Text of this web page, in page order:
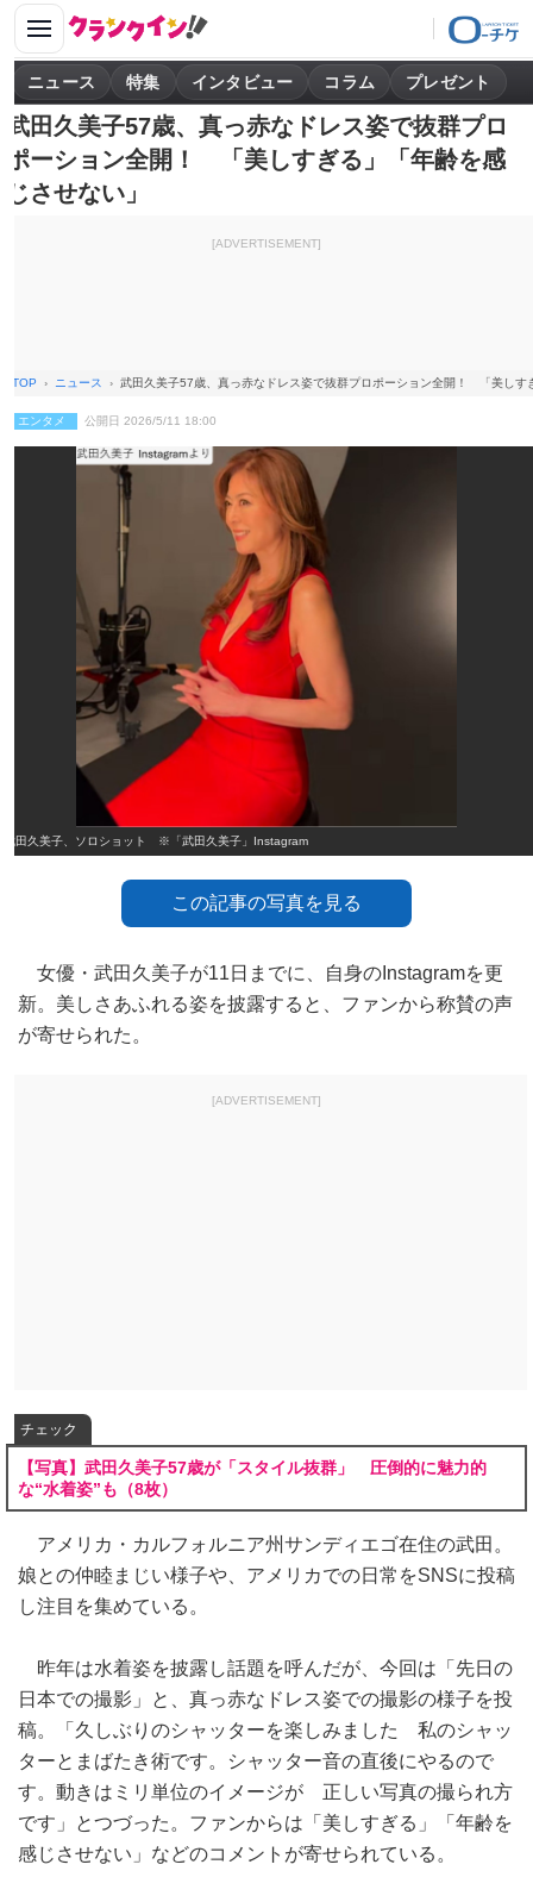
ニュース 特集 インタビュー コラム プレゼント
武田久美子57歳、真っ赤なドレス姿で抜群プロ
ポーション全開！ 「美しすぎる」「年齢を感
じさせない」
[ADVERTISEMENT]
TOP ニュース 武田久美子57歳、真っ赤なドレス姿で抜群プロポーション全開！ 「美しす
エンタメ 公開日 2026/5/11 18:00
武田久美子、ソロショット ※「武田久美子」Instagram
この記事の写真を見る
女優・武田久美子が11日までに、自身のInstagramを更
新。美しさあふれる姿を披露すると、ファンから称賛の声
が寄せられた。
[ADVERTISEMENT]
チェック
【写真】武田久美子57歳が「スタイル抜群」 圧倒的に魅力的
な“水着姿”も（8枚）
アメリカ・カルフォルニア州サンディエゴ在住の武田。
娘との仲睦まじい様子や、アメリカでの日常をSNSに投稿
し注目を集めている。
昨年は水着姿を披露し話題を呼んだが、今回は「先日の
日本での撮影」と、真っ赤なドレス姿での撮影の様子を投
稿。「久しぶりのシャッターを楽しみました 私のシャッ
ターとまばたき術です。シャッター音の直後にやるので
す。動きはミリ単位のイメージが 正しい写真の撮られ方
です」とつづった。ファンからは「美しすぎる」「年齢を
感じさせない」などのコメントが寄せられている。